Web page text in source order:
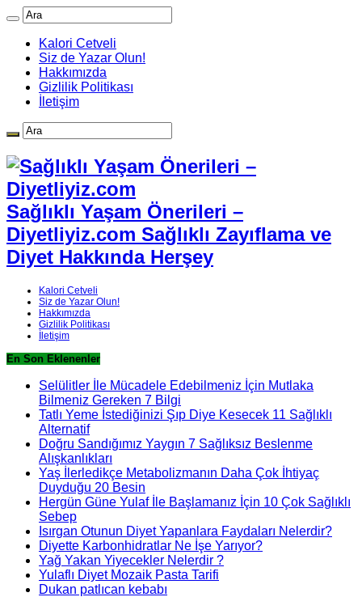
Kalori Cetveli
Siz de Yazar Olun!
Hakkımızda
Gizlilik Politikası
İletişim
Sağlıklı Yaşam Önerileri –
Diyetliyiz.com Sağlıklı Zayıflama ve
Diyet Hakkında Herşey
Kalori Cetveli
Siz de Yazar Olun!
Hakkımızda
Gizlilik Politikası
İletişim
En Son Eklenenler
Selülitler İle Mücadele Edebilmeniz İçin Mutlaka
Bilmeniz Gereken 7 Bilgi
Tatlı Yeme İstediğinizi Şıp Diye Kesecek 11 Sağlıklı
Alternatif
Doğru Sandığımız Yaygın 7 Sağlıksız Beslenme
Alışkanlıkları
Yaş İlerledikçe Metabolizmanın Daha Çok İhtiyaç
Duyduğu 20 Besin
Hergün Güne Yulaf İle Başlamanız İçin 10 Çok Sağlıklı
Sebep
Isırgan Otunun Diyet Yapanlara Faydaları Nelerdir?
Diyette Karbonhidratlar Ne İşe Yarıyor?
Yağ Yakan Yiyecekler Nelerdir ?
Yulaflı Diyet Mozaik Pasta Tarifi
Dukan patlıcan kebabı